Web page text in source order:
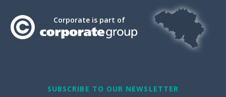
Corporate is part of
SUBSCRIBE TO OUR NEWSLETTER